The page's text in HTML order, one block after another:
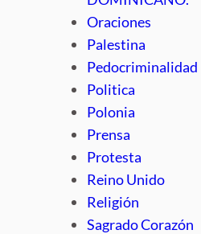
Oraciones
Palestina
Pedocriminalidad
Politica
Polonia
Prensa
Protesta
Reino Unido
Religión
Sagrado Corazón